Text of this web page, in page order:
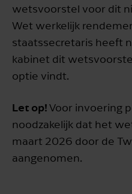
wetsvoorstel voor dit
Wet werkelijk
staatssecretaris heeft
kabinet dit
optie vindt.
Let op!Voor invoering
noodzakelijk dat het
maart 2026 door de
aangenomen.